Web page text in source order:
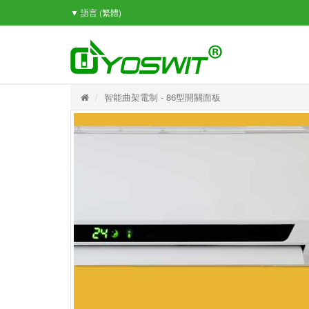
▼ 語言 (繁體)
智能曲架電制 - 86型開關面板